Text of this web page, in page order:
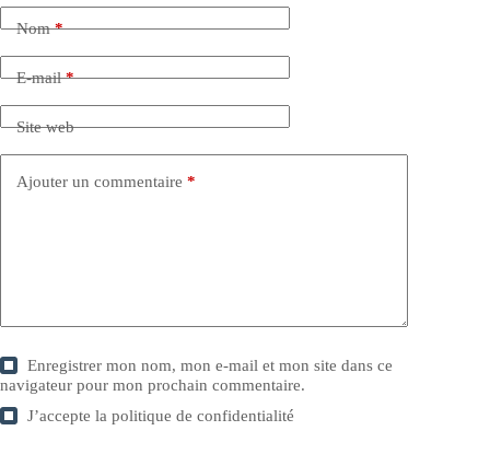
Nom*
E-mail*
Site web
Ajouter un commentaire *
Enregistrer mon nom, mon e-mail et mon site dans ce
navigateur pour mon prochain commentaire.
J’accepte lapolitique de confidentialité